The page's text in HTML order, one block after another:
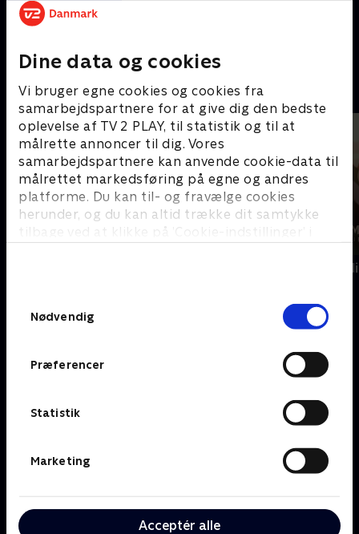
Dine data og cookies
Vi bruger egne cookies og cookies fra
samarbejdspartnere for at give dig den bedste
oplevelse af TV 2 PLAY, til statistik og til at
målrette annoncer til dig. Vores
samarbejdspartnere kan anvende cookie-data til
målrettet markedsføring på egne og andres
platforme. Du kan til- og fravælge cookies
herunder, og du kan altid trække dit samtykke
tilbage ved at klikke på ’Cookie-indstillinger’ i
Nødvendig
Præferencer
Statistik
Marketing
Acceptér alle
D